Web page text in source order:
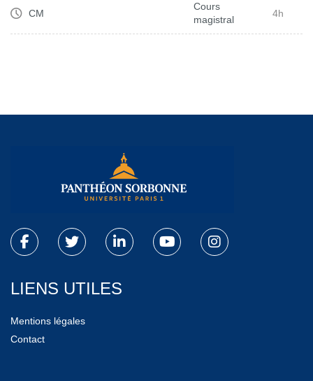
CM
Cours
magistral
4h
LIENS UTILES
Mentions légales
Contact